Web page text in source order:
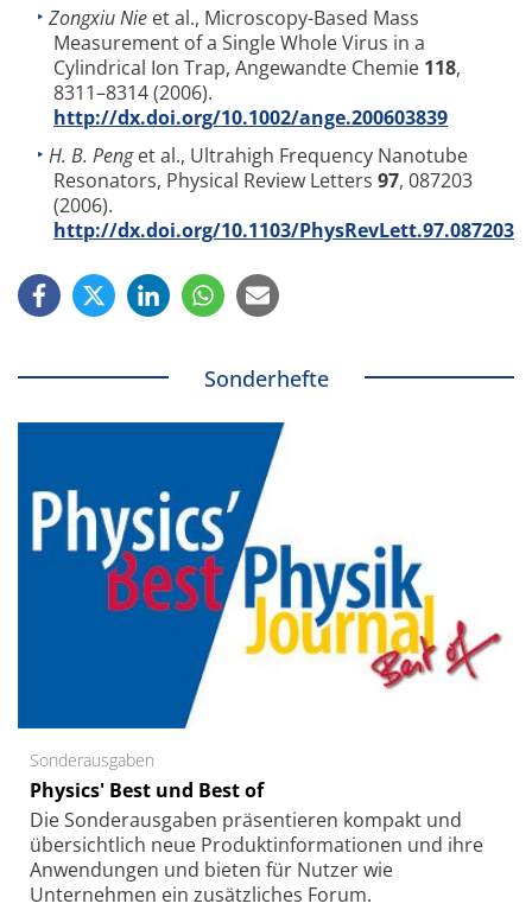
Zongxiu Nie et al., Microscopy-Based Mass
Measurement of a Single Whole Virus in a
Cylindrical Ion Trap, Angewandte Chemie 118,
8311–8314 (2006).
http://dx.doi.org/10.1002/ange.200603839
H. B. Penget al., Ultrahigh Frequency Nanotube
Resonators, Physical Review Letters 97, 087203
(2006).
http://dx.doi.org/10.1103/PhysRevLett.97.087203
Sonderhefte
Sonderausgaben
Physics' Best und Best of
Die Sonder­ausgaben präsentieren kompakt und
übersichtlich neue Produkt­informationen und ihre
Anwendungen und bieten für Nutzer wie
Unternehmen ein zusätzliches Forum.